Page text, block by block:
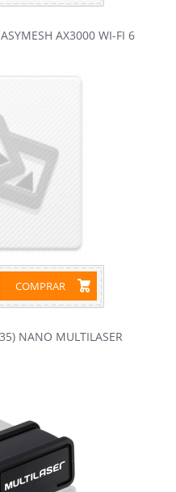
AX3000 WI-FI 6
COMPRAR
NANO MULTILASER